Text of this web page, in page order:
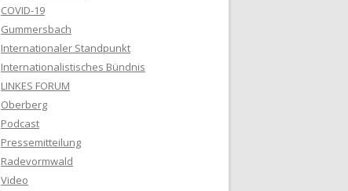
COVID-19
Gummersbach
Internationaler Standpunkt
Internationalistisches Bündnis
LINKES FORUM
Oberberg
Podcast
Pressemitteilung
Radevormwald
Video